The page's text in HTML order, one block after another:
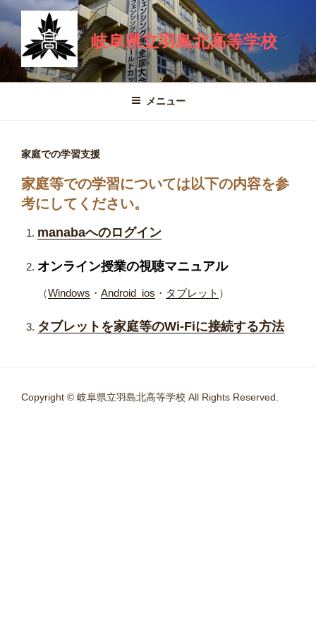
コ
ン
テ
ツ
岐阜県立羽島北高等学校
メニュー
家庭での学習支援
家庭等での学習については以下の内容を参
考にしてください。
manabaへのログイン
オンライン授業の視聴マニュアル
（Windows ・ Android_ios ・ タブレット ）
タブレットを家庭等のWi-Fiに接続する方法
Copyright © 岐阜県立羽島北高等学校 All Rights Reserved.